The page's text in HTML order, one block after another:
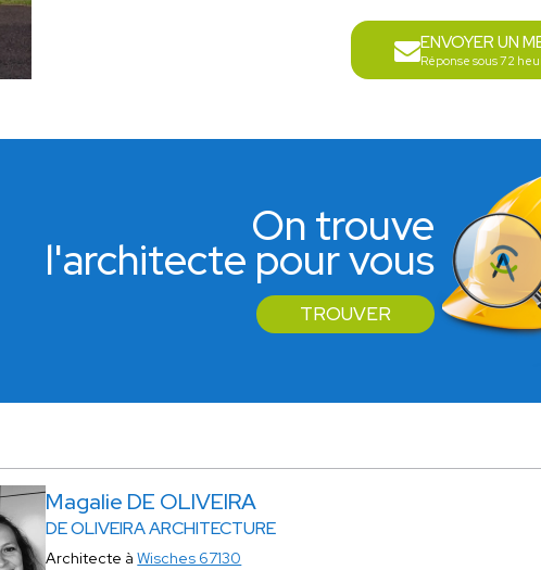
ENVOYER UN
Réponse sous 72
On trouve
l'architecte pour vous
TROUVER
Magalie DE OLIVEIRA
DE OLIVEIRA ARCHITECTURE
Architecte àWisches 67130